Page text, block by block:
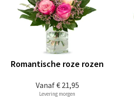
Vanaf€ 21,95
Romantische roze rozen
Levering morgen